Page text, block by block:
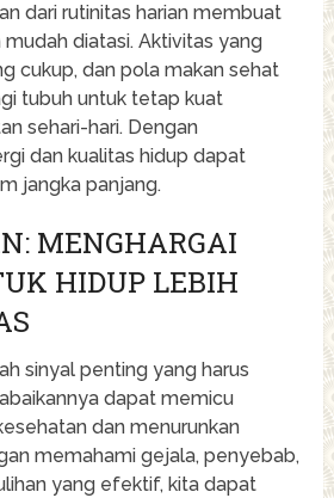
dari rutinitas harian membuat
diatasi. Aktivitas yang
cukup, dan pola makan sehat
tubuh untuk tetap kuat
sehari-hari. Dengan
dan kualitas hidup dapat
jangka panjang.
MENGHARGAI
HIDUP LEBIH
sinyal penting yang harus
dapat memicu
dan menurunkan
memahami gejala, penyebab,
yang efektif, kita dapat